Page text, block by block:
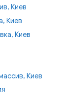
Киев
Киев
Киев
Киев